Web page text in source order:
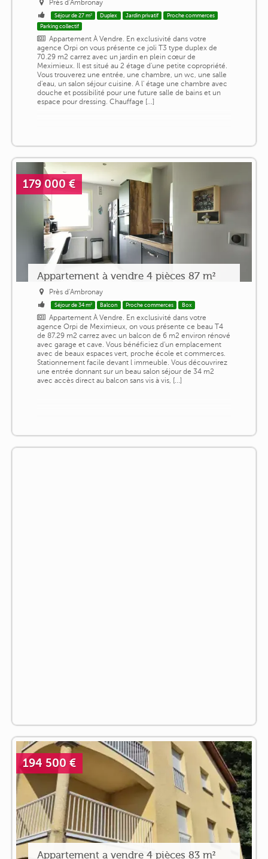
Près d'Ambronay
Séjour de 27 m² Duplex Jardin privatif
Proche commerces
Parking collectif
Appartement À Vendre. En exclusivité dans votre
agence Orpi on vous présente ce joli T3 type duplex de
70.29 m2 carrez avec un jardin en plein cœur de
Meximieux. Il est situé au 2 étage d'une petite copropriété.
Vous trouverez une entrée, une chambre, un wc, une salle
d'eau, un salon séjour cuisine. A l' étage une chambre avec
douche et possibilité pour une future salle de bains et un
espace pour dressing. Chauffage [...]
179 000 €
Appartement à vendre 4 pièces 87 m²
Près d'Ambronay
Séjour de 34 m² Balcon Proche commerces Box
Appartement À Vendre. En exclusivité dans votre
agence Orpi de Meximieux, on vous présente ce beau T4
de 87.29 m2 carrez avec un balcon de 6 m2 environ rénové
avec garage et cave. Vous bénéficiez d'un emplacement
avec de beaux espaces vert, proche école et commerces.
Stationnement facile devant l immeuble. Vous découvrirez
une entrée donnant sur un beau salon séjour de 34 m2
avec accès direct au balcon sans vis à vis, [...]
194 500 €
Appartement a vendre 4 pièces 83 m²